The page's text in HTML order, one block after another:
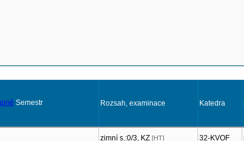
Semestr Rozsah, examinace Katedra
zimní s.:0/3, KZ [HT] 32-KVOF